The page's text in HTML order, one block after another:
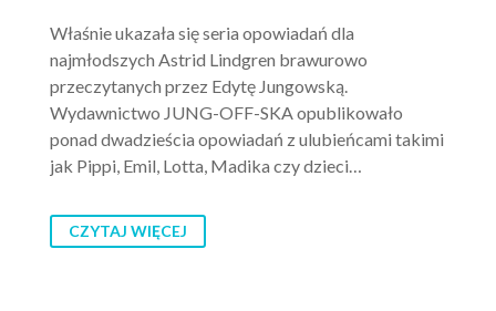
Właśnie ukazała się seria opowiadań dla
najmłodszych Astrid Lindgren brawurowo
przeczytanych przez Edytę Jungowską.
Wydawnictwo JUNG-OFF-SKA opublikowało
ponad dwadzieścia opowiadań z ulubieńcami takimi
jak Pippi, Emil, Lotta, Madika czy dzieci…
CZYTAJ WIĘCEJ